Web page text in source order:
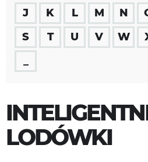
J
K L M N
S
T U V W
LODÓWKI